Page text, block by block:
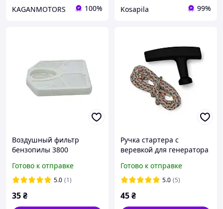
KAGANMOTORS 100% Kosapila 99%
Воздушный фильтр
бензопилы 3800
Готово к отправке
5.0 (1)
35₴
Ручка стартера с
веревкой для генератора
Готово к отправке
5.0 (5)
45₴